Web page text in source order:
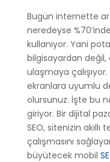
Bugün internette
neredeyse
kullanıyor. Yani
bilgisayardan
ulaşmaya
ekranlara uyumlu
olursunuz. İşte bu
giriyor. Bir dijital
SEO, sitenizin
çalışmasını
büyütecek mobil